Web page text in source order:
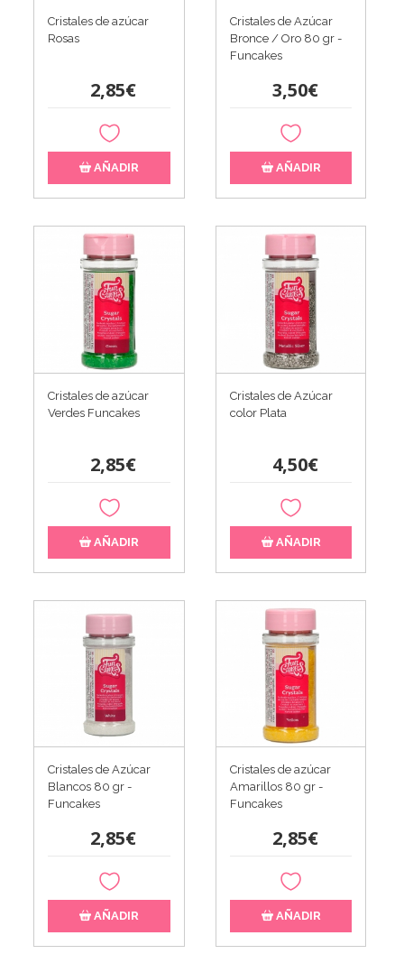
Cristales de azúcar
Rosas
2,85€
AÑADIR
Cristales de Azúcar
Bronce / Oro 80 gr -
Funcakes
3,50€
AÑADIR
Cristales de azúcar
Verdes Funcakes
2,85€
AÑADIR
Cristales de Azúcar
color Plata
4,50€
AÑADIR
Cristales de Azúcar
Blancos 80 gr -
Funcakes
2,85€
AÑADIR
Cristales de azúcar
Amarillos 80 gr -
Funcakes
2,85€
AÑADIR